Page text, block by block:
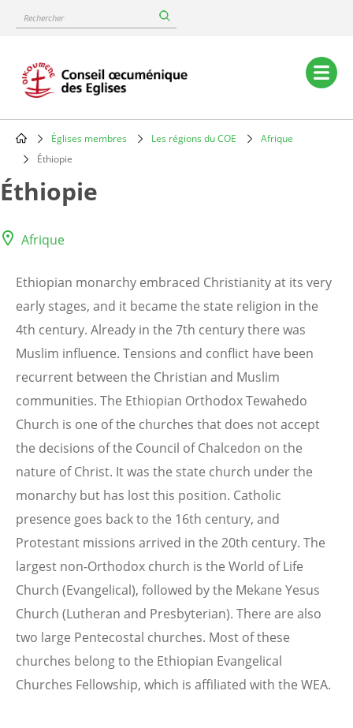
content
Rechercher
Main
navigation
Breadcrumb
Églises membres Les régions du COE
Afrique
Éthiopie
Éthiopie
Afrique
Ethiopian monarchy embraced Christianity at its very
early stages, and it became the state religion in the
4th century. Already in the 7th century there was
Muslim influence. Tensions and conflict have been
recurrent between the Christian and Muslim
communities. The Ethiopian Orthodox Tewahedo
Church is one of the churches that does not accept
the decisions of the Council of Chalcedon on the
nature of Christ. It was the state church under the
monarchy but has lost this position. Catholic
presence goes back to the 16th century, and
Protestant missions arrived in the 20th century. The
largest non-Orthodox church is the World of Life
Church (Evangelical), followed by the Mekane Yesus
Church (Lutheran and Presbyterian). There are also
two large Pentecostal churches. Most of these
churches belong to the Ethiopian Evangelical
Churches Fellowship, which is affiliated with the WEA.